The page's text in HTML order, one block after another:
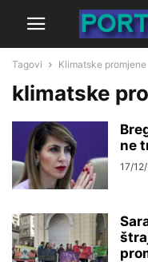
Tagovi Klimatske promjene
klimatske
ne
17/